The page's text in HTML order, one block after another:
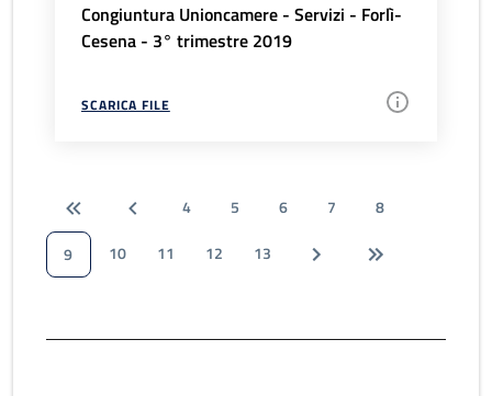
Congiuntura Unioncamere - Servizi - Forlì-
Cesena - 3° trimestre 2019
SCARICA FILE
4 5 6 7
8
9
10 11 12 13